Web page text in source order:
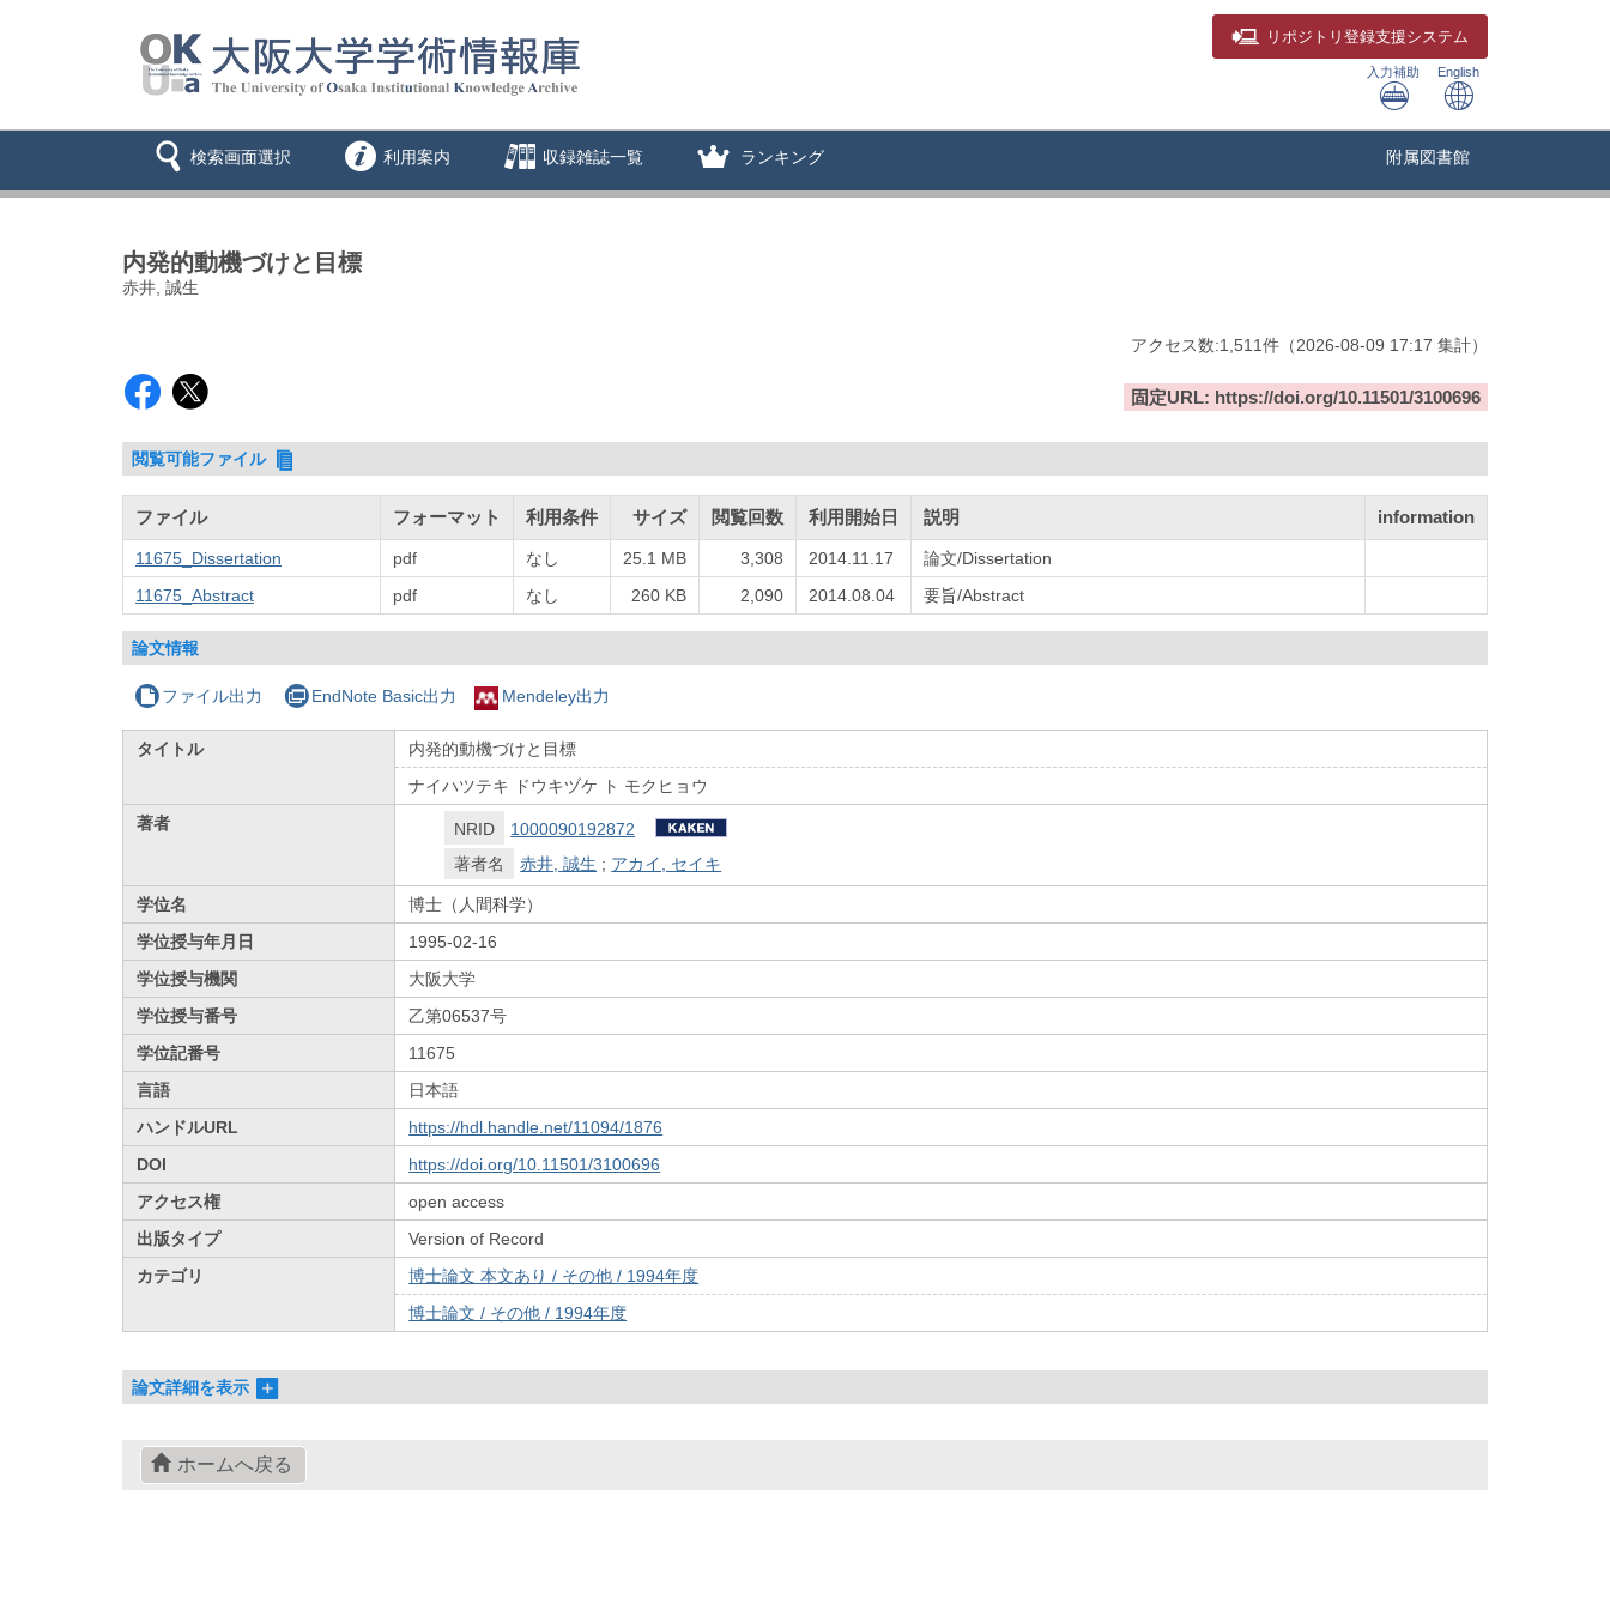
リポジトリ 登録支援システム
入力補助 English
検索画面選択 利用案内 収録雑誌一覧 ランキング 附属図書館
内発的動機づけと目標
赤井, 誠生
アクセス数:1,511件 （2026-08-09 17:17 集計）
固定URL: https://doi.org/10.11501/3100696
閲覧可能ファイル
ファイル フォーマット 利用条件 サイズ 閲覧回数 利用開始日 説明 information
11675_Dissertation pdf なし 25.1 MB 3,308 2014.11.17
論文/Dissertation
11675_Abstract
pdf なし 260 KB 2,090 2014.08.04 要旨/Abstract
論文情報
ファイル出力 EndNote Basic出力 Mendeley出力
タイトル
内発的動機づけと目標
ナイハツテキ ドウキヅケ ト モクヒョウ
著者
NRID
1000090192872
著者名
赤井, 誠生 ; アカイ, セイキ
学位名
博士（人間科学）
学位授与年月日
1995-02-16
学位授与機関
大阪大学
学位授与番号
乙第06537号
学位記番号
11675
言語
日本語
ハンドルURL
https://hdl.handle.net/11094/1876
DOI
https://doi.org/10.11501/3100696
アクセス権
open access
出版タイプ
Version of Record
カテゴリ
博士論文 本文あり / その他 / 1994年度
博士論文 / その他 / 1994年度
論文詳細を表示
ホームへ戻る